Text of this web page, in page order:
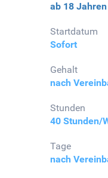
ab 18 Jahren
Startdatum
Sofort
Gehalt
nach
Stunden
40 Stunden/
Tage
nach